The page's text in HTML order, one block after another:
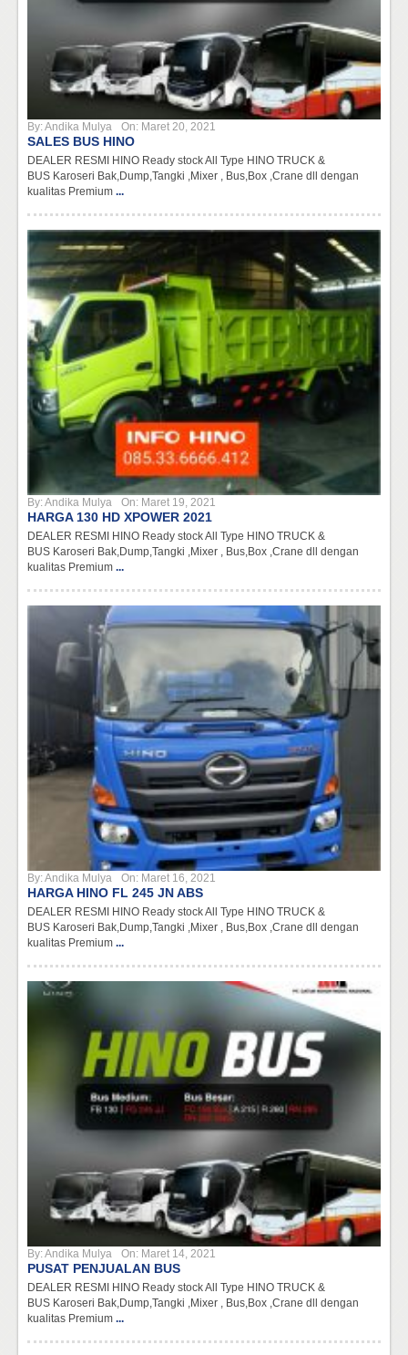
By:Andika Mulya On: Maret 20, 2021
SALES BUS HINO
DEALER RESMI HINO Ready stock All Type HINO TRUCK &
BUS Karoseri Bak,Dump,Tangki ,Mixer , Bus,Box ,Crane dll dengan
kualitas Premium ...
By:Andika Mulya On: Maret 19, 2021
HARGA 130 HD XPOWER 2021
DEALER RESMI HINO Ready stock All Type HINO TRUCK &
BUS Karoseri Bak,Dump,Tangki ,Mixer , Bus,Box ,Crane dll dengan
kualitas Premium ...
By:Andika Mulya On: Maret 16, 2021
HARGA HINO FL 245 JN ABS
DEALER RESMI HINO Ready stock All Type HINO TRUCK &
BUS Karoseri Bak,Dump,Tangki ,Mixer , Bus,Box ,Crane dll dengan
kualitas Premium ...
By:Andika Mulya On: Maret 14, 2021
PUSAT PENJUALAN BUS
DEALER RESMI HINO Ready stock All Type HINO TRUCK &
BUS Karoseri Bak,Dump,Tangki ,Mixer , Bus,Box ,Crane dll dengan
kualitas Premium ...